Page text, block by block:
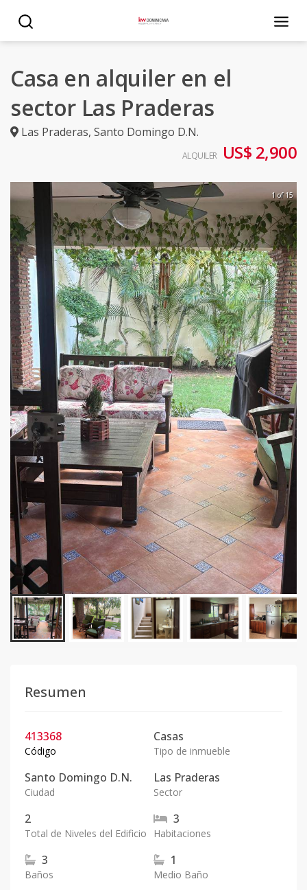
Casa en alquiler en el
sector Las Praderas
Las Praderas, Santo Domingo D.N.
ALQUILER US$ 2,900
1 of 15
Resumen
413368
Código
Casas
Tipo de inmueble
Santo Domingo D.N.
Ciudad
Las Praderas
Sector
2
Total de Niveles del Edificio
3
Habitaciones
3
Baños
1
Medio Baño